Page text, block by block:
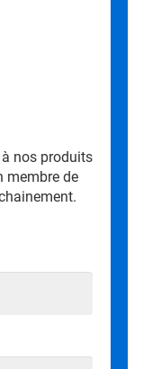
nos produits
membre de